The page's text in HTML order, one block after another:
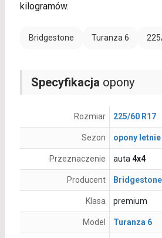
kilogramów.
Bridgestone Turanza 6
Specyfikacja opony
Rozmiar 225/60 R17
Sezon opony letnie
Przeznaczenie auta 4x4
Producent Bridgestone
Klasa premium
Model Turanza 6